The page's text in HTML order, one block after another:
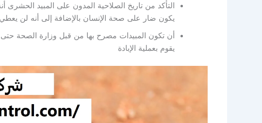
التأكد من تاريخ الصلاحية المدون على المبيد الحشرى
يكون ضار على صحة الإنسان بالإضافة إلى أنه لن
أن تكون المبيدات مصرح بها من قبل وزارة الصحة
يقوم بعملية الإبادة